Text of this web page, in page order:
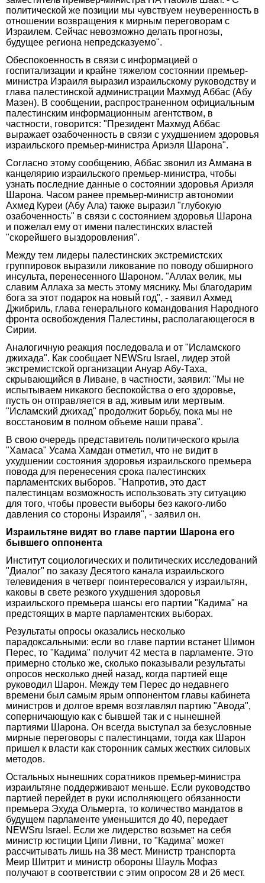
политической же позиции мы чувствуем неуверенность в
отношении возвращения к мирным переговорам с
Израилем. Сейчас невозможно делать прогнозы,
будущее региона непредсказуемо".
Обеспокоенность в связи с информацией о
госпитализации и крайне тяжелом состоянии премьер-
министра Израиля выразил израильскому руководству и
глава палестинской администрации Махмуд Аббас (Абу
Мазен). В сообщении, распространенном официальным
палестинским информационным агентством, в
частности, говорится: "Президент Махмуд Аббас
выражает озабоченность в связи с ухудшением здоровья
израильского премьер-министра Ариэля Шарона".
Согласно этому сообщению, Аббас звонил из Аммана в
канцелярию израильского премьер-министра, чтобы
узнать последние данные о состоянии здоровья Ариэля
Шарона. Часом ранее премьер-министр автономии
Ахмед Куреи (Абу Ала) также выразил "глубокую
озабоченность" в связи с состоянием здоровья Шарона
и пожелал ему от имени палестинских властей
"скорейшего выздоровления".
Между тем лидеры палестинских экстремистских
группировок выразили ликование по поводу обширного
инсульта, перенесенного Шароном. "Аллах велик, мы
славим Аллаха за месть этому мяснику. Мы благодарим
бога за этот подарок на новый год", - заявил Ахмед
Джибриль, глава генерального командования Народного
фронта освобождения Палестины, располагающегося в
Сирии.
Аналогичную реакция последовала и от "Исламского
джихада". Как сообщает NEWSru Israel, лидер этой
экстремистской организации Ануар Абу-Таха,
скрывающийся в Ливане, в частности, заявил: "Мы не
испытываем никакого беспокойства о его здоровье,
пусть он отправляется в ад, живым или мертвым.
"Исламский джихад" продолжит борьбу, пока мы не
восстановим в полном объеме наши права".
В свою очередь представитель политического крыла
"Хамаса" Усама Хамдан отметил, что не видит в
ухудшении состояния здоровья израильского премьера
повода для перенесения срока палестинских
парламентских выборов. "Напротив, это даст
палестинцам возможность использовать эту ситуацию
для того, чтобы провести выборы без какого-либо
давления со стороны Израиля", - заявил он.
Израильтяне видят во главе партии Шарона его
бывшего оппонента
Институт социологических и политических исследований
"Диалог" по заказу Десятого канала израильского
телевидения в четверг поинтересовался у израильтян,
каковы в свете резкого ухудшения здоровья
израильского премьера шансы его партии "Кадима" на
предстоящих в марте парламентских выборах.
Результаты опросы оказались несколько
парадоксальными: если во главе партии встанет Шимон
Перес, то "Кадима" получит 42 места в парламенте. Это
примерно столько же, сколько показывали результаты
опросов несколько дней назад, когда партией еще
руководил Шарон. Между тем Перес до недавнего
времени был самым ярым оппонентом главы кабинета
министров и долгое время возглавлял партию "Авода",
соперничающую как с бывшей так и с нынешней
партиями Шарона. Он всегда выступал за безусловные
мирные переговоры с палестинцами, тогда как Шарон
пришел к власти как сторонник самых жестких силовых
методов.
Остальных нынешних соратников премьер-министра
израильтяне поддерживают меньше. Если руководство
партией перейдет в руки исполняющего обязанности
премьера Эхуда Ольмерта, то количество мандатов в
будущем парламенте уменьшится до 40, передает
NEWSru Israel. Если же лидерство возьмет на себя
министр юстиции Ципи Ливни, то "Кадима" может
рассчитывать лишь на 38 мест. Министр транспорта
Меир Шитрит и министр обороны Шауль Мофаз
получают в соответствии с этим опросом 28 и 26 мест.